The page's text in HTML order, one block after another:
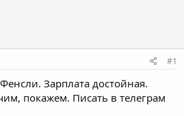
#1
Зарплата достойная.
покажем. Писать в телеграм